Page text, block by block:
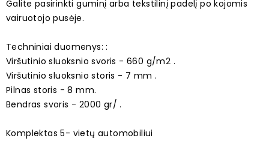
Galite pasirinkti guminį arba tekstilinį padelį po kojomis
vairuotojo pusėje.
Techniniai duomenys: :
Viršutinio sluoksnio svoris - 660 g/m2 .
Viršutinio sluoksnio storis - 7 mm .
Pilnas storis - 8 mm.
Bendras svoris - 2000 gr/ .
Komplektas 5- vietų automobiliui